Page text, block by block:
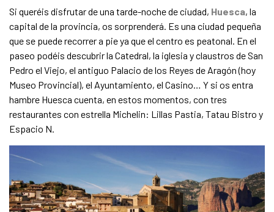
Si queréis disfrutar de una tarde-noche de ciudad, Huesca, la
capital de la provincia, os sorprenderá. Es una ciudad pequeña
que se puede recorrer a pie ya que el centro es peatonal. En el
paseo podéis descubrir la Catedral, la iglesia y claustros de San
Pedro el Viejo, el antiguo Palacio de los Reyes de Aragón (hoy
Museo Provincial), el Ayuntamiento, el Casino… Y si os entra
hambre Huesca cuenta, en estos momentos, con tres
restaurantes con estrella Michelin: Lillas Pastia, Tatau Bistro y
Espacio N.